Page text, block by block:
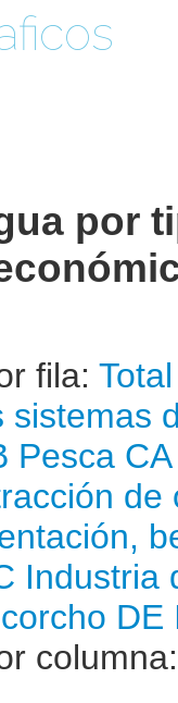
por
fila:
sistemas
Pesca
Industria
DE
columna: